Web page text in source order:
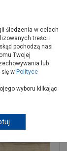
podłóg
śledzenia w celach
treści i
pochodzą nasi
Twojej
lub
w Polityce
wyboru klikając